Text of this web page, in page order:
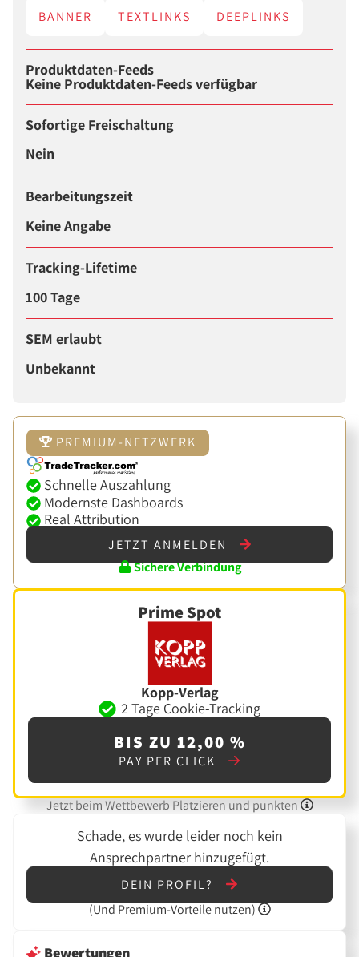
BANNER TEXTLINKS DEEPLINKS
Produktdaten-Feeds
Keine Produktdaten-Feeds verfügbar
Sofortige Freischaltung
Nein
Bearbeitungszeit
Keine Angabe
Tracking-Lifetime
100 Tage
SEM erlaubt
Unbekannt
PREMIUM-NETZWERK
Schnelle Auszahlung
Modernste Dashboards
Real Attribution
JETZT ANMELDEN
Sichere Verbindung
Prime Spot
Kopp-Verlag
2 Tage Cookie-Tracking
BIS ZU 12,00 %
PAY PER CLICK
Jetzt beim Wettbewerb Platzieren und punkten
Schade, es wurde leider noch kein
Ansprechpartner hinzugefügt.
DEIN PROFIL?
(UndPremium-Vorteile nutzen)
Bewertungen